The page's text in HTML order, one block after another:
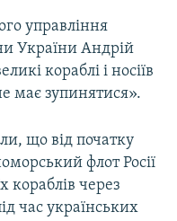
управління
України Андрій
кораблі і носіїв
має зупинятися».
що від початку
флот Росії
кораблів через
час українських